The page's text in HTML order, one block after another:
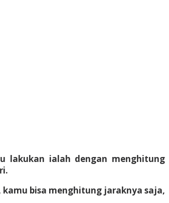
lakukan ialah dengan menghitung
bisa menghitung jaraknya saja,